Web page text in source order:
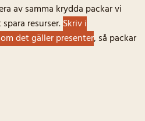
av samma krydda packar vi
resurser.Skriv i
det gäller presenter, så packar